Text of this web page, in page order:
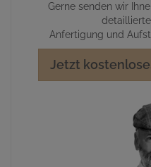
Gerne senden wir
Anfertigung und
Jetzt